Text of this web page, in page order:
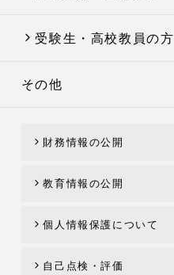
受験生・高校教員の方
その他
財務情報の公開
教育情報の公開
個人情報保護について
自己点検・評価